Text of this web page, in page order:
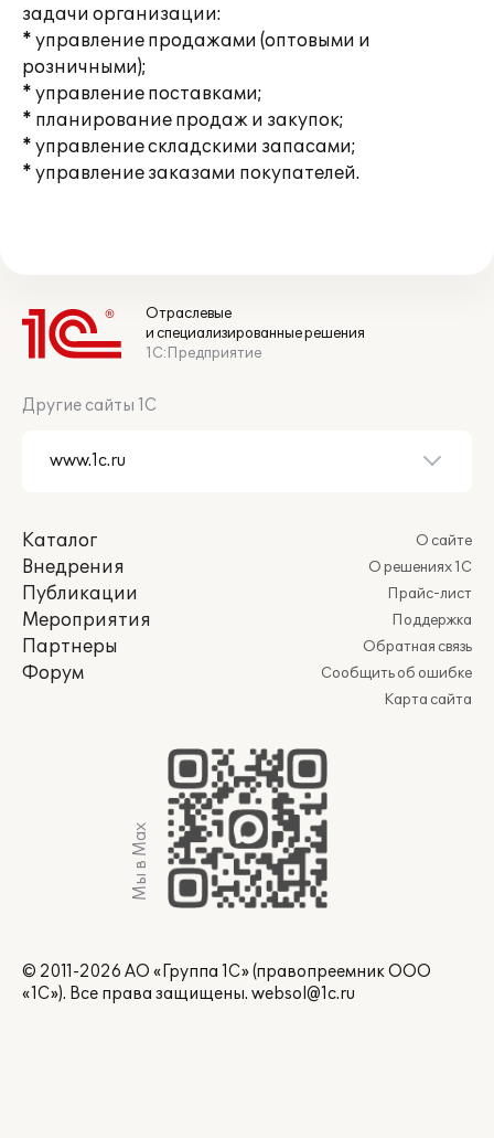
задачи организации:
* управление продажами (оптовыми и
розничными);
* управление поставками;
* планирование продаж и закупок;
* управление складскими запасами;
* управление заказами покупателей.
Отраслевые
и специализированные решения
1С:Предприятие
Другие сайты 1С
Каталог
Внедрения
Публикации
Мероприятия
Партнеры
Форум
О сайте
О решениях 1С
Прайс-лист
Поддержка
Обратная связь
Сообщить об ошибке
Карта сайта
Мы в Max
© 2011-2026 АО «Группа 1С» (правопреемник ООО
«1С»). Все права защищены. websol@1c.ru